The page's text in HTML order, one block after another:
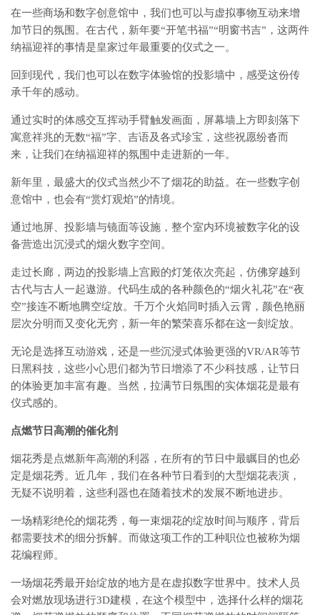
在一些商场和数字创意馆中，我们也可以与虚拟事物互动来增
加节日的氛围。在古代，新年要“开笔书福”“明窗书吉”，这两件
纳福迎祥的事情是皇家过年最重要的仪式之一。
回到现代，我们也可以在数字体验馆的投影墙中，感受这份传
承千年的感动。
通过实时的体感交互挥动手臂触发画面，屏幕墙上方即刻落下
寓意祥兆的无数“福”字、吉语及各式珍宝，这些祝愿纷沓而
来，让我们在纳福迎祥的氛围中走进新的一年。
新年里，最盛大的仪式当然少不了烟花的助益。在一些数字创
意馆中，也会有“赏灯观焰”的情境。
通过地屏、投影墙与镜面等设施，整个室内环境被数字化的设
备营造出沉浸式的烟火数字空间。
走过长廊，两边的投影墙上宫殿的灯笼依次亮起，仿佛穿越到
古代与古人一起遨游。代码生成的各种颜色的“烟火礼花”在“夜
空”接连不断地腾空绽放。千万个火焰同时插入云霄，颜色艳丽
层次分明而又变化无穷，新一年的繁荣喜乐都在这一刻绽放。
无论是选择互动游戏，还是一些沉浸式体验更强的VR/AR等节
日黑科技，这些小心思们都为节日增添了不少科技感，让节日
的体验更加丰富有趣。当然，拉满节日氛围的实体烟花是最有
仪式感的。
点燃节日高潮的催化剂
烟花秀是点燃新年高潮的利器，在所有的节日中最瞩目的也必
定是烟花秀。近几年，我们在各种节日看到的大型烟花表演，
无疑不说明着，这些利器也在随着技术的发展不断地进步。
一场精彩绝伦的烟花秀，每一束烟花的绽放时间与顺序，背后
都需要技术的细分拆解。而做这项工作的工种职位也被称为烟
花编程师。
一场烟花秀最开始绽放的地方是在虚拟数字世界中。技术人员
会对燃放现场进行3D建模，在这个模型中，选择什么样的烟花